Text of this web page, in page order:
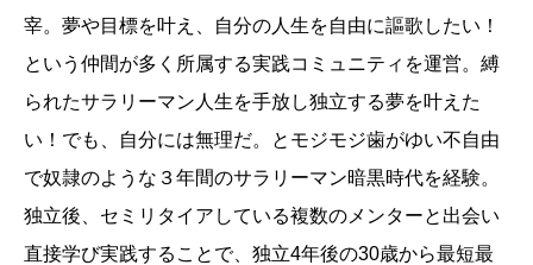
宰。夢や目標を叶え、自分の人生を自由に謳歌したい！
という仲間が多く所属する実践コミュニティを運営。縛
られたサラリーマン人生を手放し独立する夢を叶えた
い！でも、自分には無理だ。とモジモジ歯がゆい不自由
で奴隷のような３年間のサラリーマン暗黒時代を経験。
独立後、セミリタイアしている複数のメンターと出会い
直接学び実践することで、独立4年後の30歳から最短最